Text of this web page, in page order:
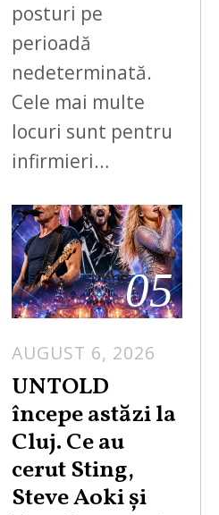
posturi pe
perioadă
nedeterminată.
Cele mai multe
locuri sunt pentru
infirmieri…
05
AUGUST 6, 2026
UNTOLD
începe astăzi la
Cluj. Ce au
cerut Sting,
Steve Aoki și